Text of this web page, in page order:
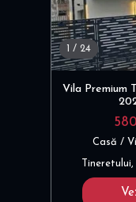
/ 24
Vila Premium
Casă /